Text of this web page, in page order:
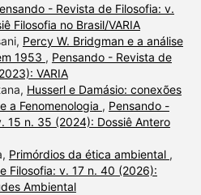
- Revista de Filosofia: v.
Filosofia no Brasil/VARIA
Percy W. Bridgman e a análise
1953 , Pensando - Revista de
VARIA
Husserl e Damásio: conexões
a Fenomenologia , Pensando -
15 n. 35 (2024): Dossiê Antero
Primórdios da ética ambiental ,
Filosofia: v. 17 n. 40 (2026):
Ambiental